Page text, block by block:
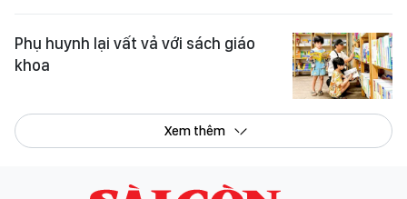
Phụ huynh lại vất vả với sách giáo
khoa
Xem thêm